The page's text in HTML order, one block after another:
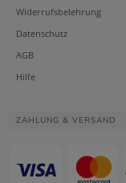
Widerrufsbelehrung
Datenschutz
AGB
Hilfe
ZAHLUNG & VERSAND